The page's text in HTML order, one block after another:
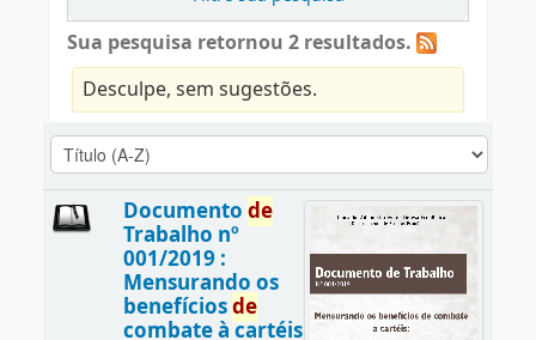
Sua pesquisa retornou 2 resultados.
Desculpe, sem sugestões.
Documento de
Trabalho nº
001/2019 :
Mensurando os
benefíciosde
combate à cartéis